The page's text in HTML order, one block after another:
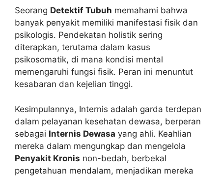
Seorang Detektif Tubuh memahami bahwa
banyak penyakit memiliki manifestasi fisik dan
psikologis. Pendekatan holistik sering
diterapkan, terutama dalam kasus
psikosomatik, di mana kondisi mental
memengaruhi fungsi fisik. Peran ini menuntut
kesabaran dan kejelian tinggi.
Kesimpulannya, Internis adalah garda terdepan
dalam pelayanan kesehatan dewasa, berperan
sebagai Internis Dewasa yang ahli. Keahlian
mereka dalam mengungkap dan mengelola
Penyakit Kronis non-bedah, berbekal
pengetahuan mendalam, menjadikan mereka